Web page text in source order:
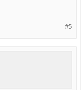
#5